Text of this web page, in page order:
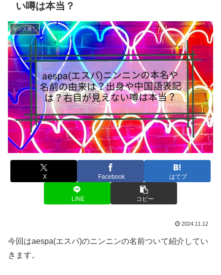
い噂は本当？
ダンス推し
X Facebook はてブ
LINE コピー
2024.11.12
今回はaespa(エスパ)のニンニンの名前ついて紹介してい
きます。